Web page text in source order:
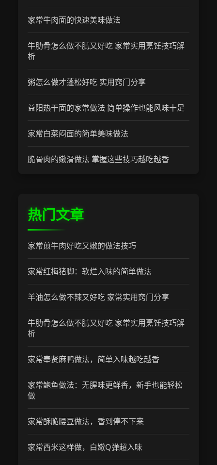
家常牛肉面的快速美味做法
牛肋骨怎么做不腻又好吃 家常实用烹饪技巧解
析
粥怎么做才蓬松好吃 实用窍门分享
益阳热干面的家常做法 简单操作也能风味十足
家常白菜闷面的简单美味做法
脆骨肉的嫩滑做法 掌握这些技巧越吃越香
热门文章
家常煎牛肉好吃又嫩的做法技巧
家常红梅猪脚：软烂入味的简单做法
羊油怎么做不辣又好吃 家常实用窍门分享
牛肋骨怎么做不腻又好吃 家常实用烹饪技巧解
析
家常奉贤麻鸭做法，简单入味越吃越香
家常鲍鱼做法：无腥味更鲜香，新手也能轻松
做
家常酥脆腰豆做法，香到停不下来
家常西米这样做，白嫩Q弹超入味